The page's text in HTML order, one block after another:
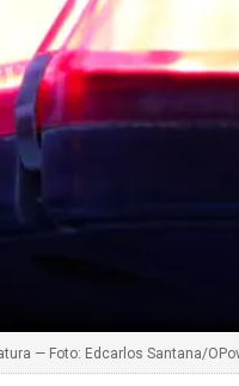
— Foto: Edcarlos Santana/